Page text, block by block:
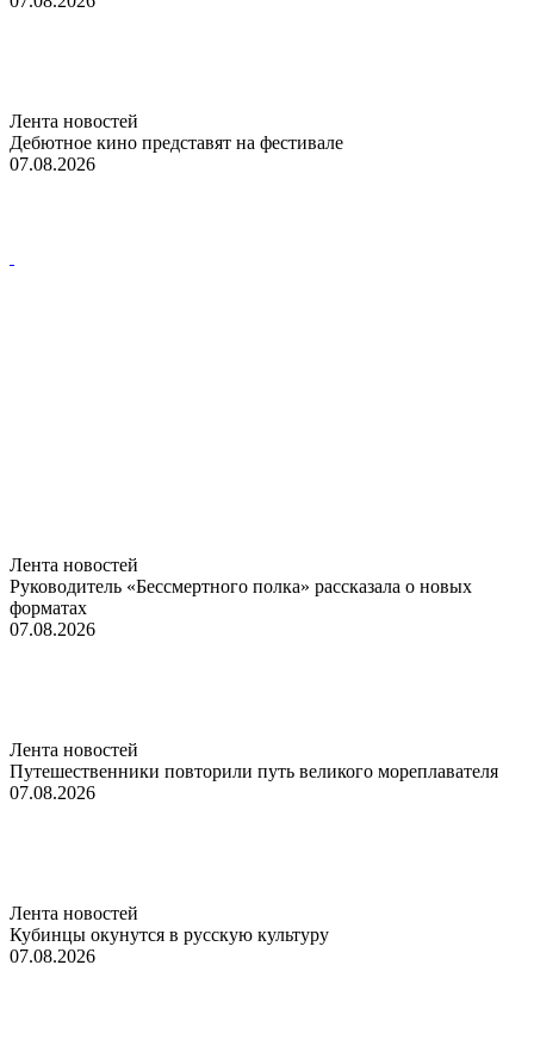
Лента новостей
Дебютное кино представят на фестивале
07.08.2026
Лента новостей
Руководитель «Бессмертного полка» рассказала о новых
форматах
07.08.2026
Лента новостей
Путешественники повторили путь великого мореплавателя
07.08.2026
Лента новостей
Кубинцы окунутся в русскую культуру
07.08.2026